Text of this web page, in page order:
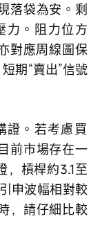
落袋為安。剩
力。阻力位方
對應周線圖保
期“賣出”信號
前市場存在一
，槓桿約3.1至
申波幅相對較
，請仔細比較